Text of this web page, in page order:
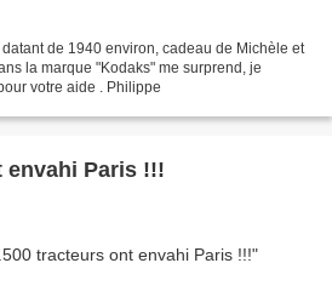
de 1940 environ, cadeau de Michèle et
la marque "Kodaks" me surprend, je
votre aide . Philippe
envahi Paris !!!